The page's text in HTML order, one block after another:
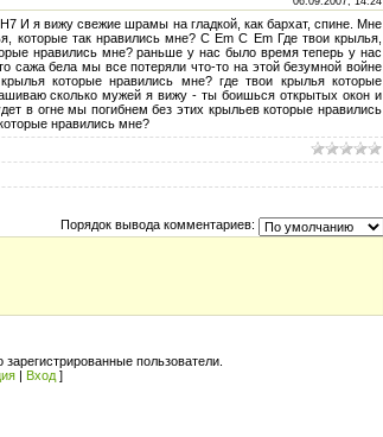
И я вижу свежие шрамы на гладкой, как бархат, спине. Мне
которые так нравились мне? C Em C Em Где твои крылья,
нравились мне? раньше y нас было время теперь y нас
сажа бела мы все потеряли что-то на этой безумной войне
которые нравились мне? где твои крылья которые
сколько мужей я вижу - ты боишься открытых окон и
в огне мы погибнем без этих крыльев которые нравились
нравились мне?
Порядок вывода комментариев:
пользователи.
| Вход ]